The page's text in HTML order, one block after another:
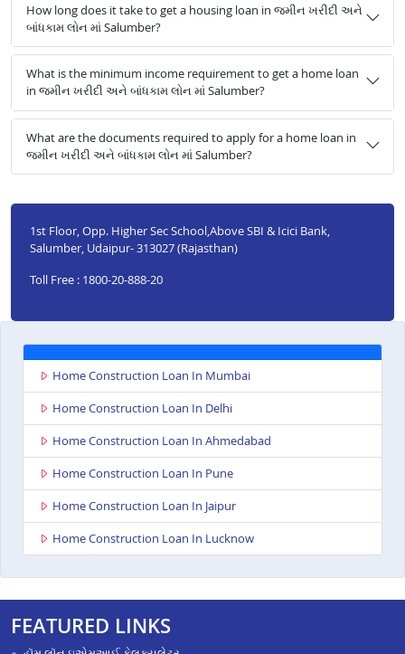
How long does it take to get a housing loan in જમીન ખરીદી અને
બાંધકામ લોન માં Salumber?
What is the minimum income requirement to get a home loan
in જમીન ખરીદી અને બાંધકામ લોન માં Salumber?
What are the documents required to apply for a home loan in
જમીન ખરીદી અને બાંધકામ લોન માં Salumber?
1st Floor, Opp. Higher Sec School,Above SBI & Icici Bank,
Salumber, Udaipur- 313027 (Rajasthan)
Toll Free : 1800-20-888-20
Home Construction Loan In Mumbai
Home Construction Loan In Delhi
Home Construction Loan In Ahmedabad
Home Construction Loan In Pune
Home Construction Loan In Jaipur
Home Construction Loan In Lucknow
FEATURED LINKS